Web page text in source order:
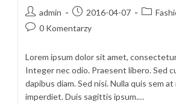
Post
author:
admin
Post
published:
2016-04-07
Post
Post0 Komentarzy
Lorem ipsum dolor sit amet,
Integer nec odio. Praesent libero. Sed
dapibus diam. Sed nisi. Nulla quis sem
imperdiet. Duis sagittis ipsum.…